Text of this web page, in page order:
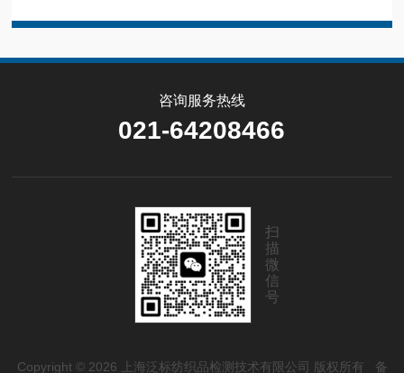
咨询服务热线
021-64208466
扫
描
微
信
号
Copyright © 2026 上海泛标纺织品检测技术有限公司 版权所有 备